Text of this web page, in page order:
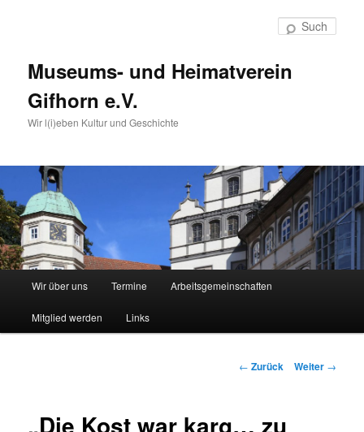
Museums- und Heimatverein
Gifhorn e.V.
Wir l(i)eben Kultur und Geschichte
Zum
Inhalt
Wir über uns Termine Arbeitsgemeinschaften
Mitglied werden Links
Beitrags-
← Zurück Weiter →
„Die Kost war karg… zu